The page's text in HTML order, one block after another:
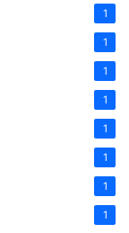
1
1
1
1
1
1
1
1